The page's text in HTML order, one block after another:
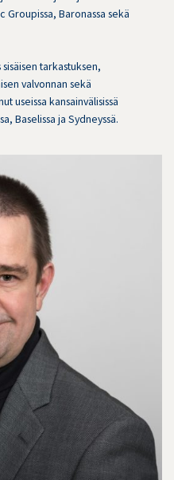
Groupissa, Baronassa sekä
tarkastuksen,
valvonnan sekä
useissa kansainvälisissä
Baselissa ja Sydneyssä.